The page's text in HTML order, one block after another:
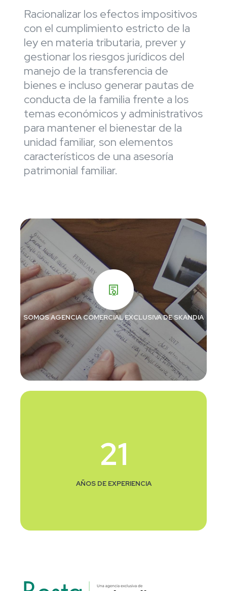
Racionalizar los efectos impositivos
con el cumplimiento estricto de la
ley en materia tributaria, prever y
gestionar los riesgos jurídicos del
manejo de la transferencia de
bienes e incluso generar pautas de
conducta de la familia frente a los
temas económicos y administrativos
para mantener el bienestar de la
unidad familiar, son elementos
característicos de una asesoría
patrimonial familiar.
SOMOS AGENCIA COMERCIAL EXCLUSIVA DE SKANDIA
AÑOS DE EXPERIENCIA
21